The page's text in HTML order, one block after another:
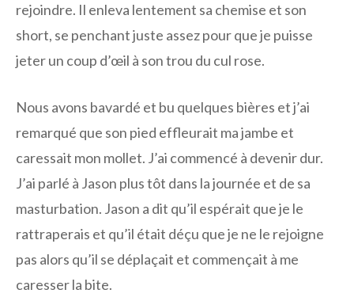
rejoindre. Il enleva lentement sa chemise et son
short, se penchant juste assez pour que je puisse
jeter un coup d’œil à son trou du cul rose.
Nous avons bavardé et bu quelques bières et j’ai
remarqué que son pied effleurait ma jambe et
caressait mon mollet. J’ai commencé à devenir dur.
J’ai parlé à Jason plus tôt dans la journée et de sa
masturbation. Jason a dit qu’il espérait que je le
rattraperais et qu’il était déçu que je ne le rejoigne
pas alors qu’il se déplaçait et commençait à me
caresser la bite.